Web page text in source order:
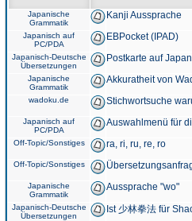
Japanische
Grammatik
Kanji Aussprache
Japanisch auf
PC/PDA
EBPocket (IPAD)
Japanisch-Deutsche
Übersetzungen
Postkarte auf
Japanische
Grammatik
Akkuratheit von
wadoku.de Stichwortsuche
Japanisch auf
PC/PDA
Auswahlmenü für
Off-Topic/Sonstiges ra, ri, ru, re, ro
Off-Topic/Sonstiges
Japanische
Grammatik
Aussprache "wo"
Japanisch-Deutsche
Übersetzungen
Ist 少林拳法 für